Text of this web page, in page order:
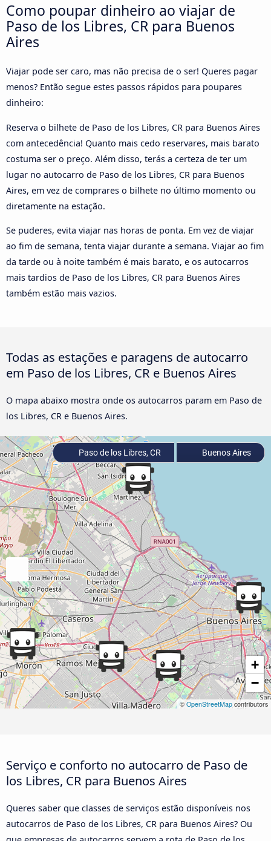
Como poupar dinheiro ao viajar de
Paso de los Libres, CR para Buenos
Aires
Viajar pode ser caro, mas não precisa de o ser! Queres pagar
menos? Então segue estes passos rápidos para poupares
dinheiro:
Reserva o bilhete de Paso de los Libres, CR para Buenos Aires
com antecedência! Quanto mais cedo reservares, mais barato
costuma ser o preço. Além disso, terás a certeza de ter um
lugar no autocarro de Paso de los Libres, CR para Buenos
Aires, em vez de comprares o bilhete no último momento ou
diretamente na estação.
Se puderes, evita viajar nas horas de ponta. Em vez de viajar
ao fim de semana, tenta viajar durante a semana. Viajar ao fim
da tarde ou à noite também é mais barato, e os autocarros
mais tardios de Paso de los Libres, CR para Buenos Aires
também estão mais vazios.
Todas as estações e paragens de autocarro
em Paso de los Libres, CR e Buenos Aires
O mapa abaixo mostra onde os autocarros param em Paso de
los Libres, CR e Buenos Aires.
+
−
© OpenStreetMap contributors
Paso de los Libres, CR Buenos Aires
Serviço e conforto no autocarro de Paso de
los Libres, CR para Buenos Aires
Queres saber que classes de serviços estão disponíveis nos
autocarros de Paso de los Libres, CR para Buenos Aires? Ou